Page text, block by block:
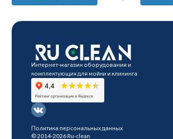
Интернет-магазин оборудования и
комплектующих для мойки и клининга
Политика персональных данных
© 2014-2026 Ru-clean